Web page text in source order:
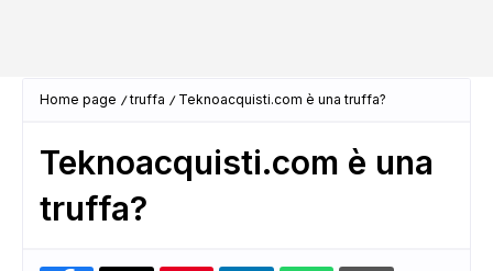
Home page truffa Teknoacquisti.com è una truffa?
Teknoacquisti.com è una
truffa?